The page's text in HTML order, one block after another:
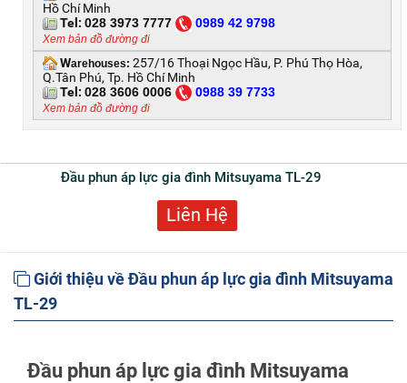
Hồ Chí Minh
Tel: 028 3973 7777 0989 42 9798
Xem bản đồ đường đi
Warehouses: 257/16 Thoại Ngọc Hầu, P. Phú Thọ Hòa,
Q.Tân Phú, Tp. Hồ Chí Minh
Tel: 028 3606 0006 0988 39 7733
Xem bản đồ đường đi
Đầu phun áp lực gia đình Mitsuyama TL-29
Liên Hệ
Giới thiệu về Đầu phun áp lực gia đình Mitsuyama
TL-29
Đầu phun áp lực gia đình Mitsuyama